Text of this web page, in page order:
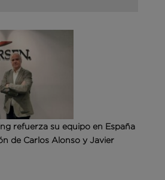
refuerza su equipo en España
de Carlos Alonso y Javier